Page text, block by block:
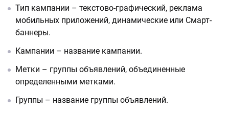
Тип кампании – текстово-графический, реклама
мобильных приложений, динамические или Смарт-
баннеры.
Кампании – название кампании.
Метки – группы объявлений, объединенные
определенными метками.
Группы – название группы объявлений.